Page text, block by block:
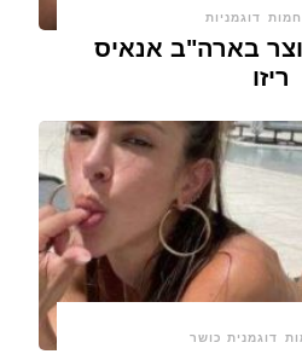
חמות דוגמניות
בארה"ב אנאיס
ריזו
דוגמנית כושר